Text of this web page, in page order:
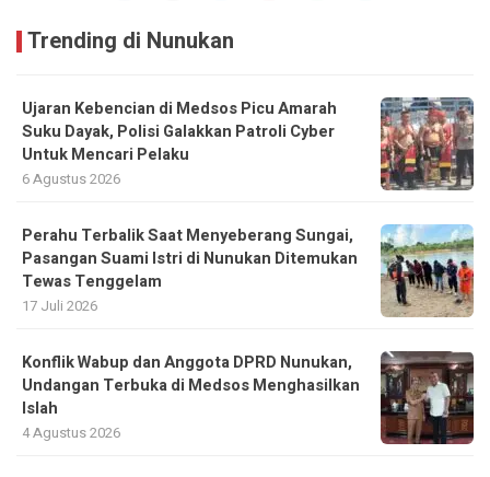
Trending di Nunukan
Ujaran Kebencian di Medsos Picu Amarah
Suku Dayak, Polisi Galakkan Patroli Cyber
Untuk Mencari Pelaku
6 Agustus 2026
Perahu Terbalik Saat Menyeberang Sungai,
Pasangan Suami Istri di Nunukan Ditemukan
Tewas Tenggelam
17 Juli 2026
Konflik Wabup dan Anggota DPRD Nunukan,
Undangan Terbuka di Medsos Menghasilkan
Islah
4 Agustus 2026